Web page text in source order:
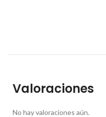
Valoraciones
No hay valoraciones aún.